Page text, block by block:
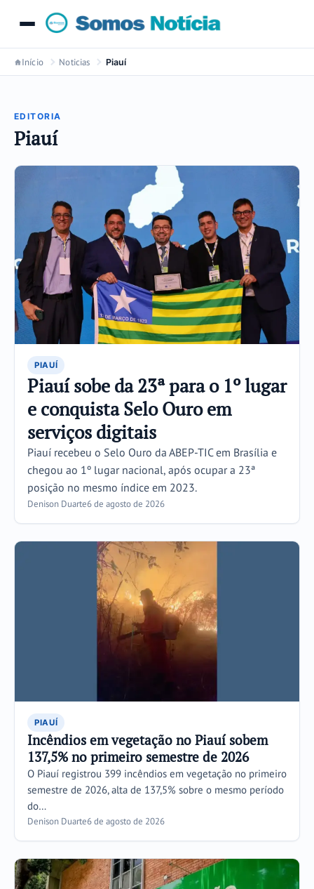
Início Noticias Piauí
EDITORIA
Piauí
PIAUÍ
Piauí sobe da 23ª para o 1º lugar
e conquista Selo Ouro em
serviços digitais
Piauí recebeu o Selo Ouro da ABEP-TIC em Brasília e
chegou ao 1º lugar nacional, após ocupar a 23ª
posição no mesmo índice em 2023.
Denison Duarte6 de agosto de 2026
PIAUÍ
Incêndios em vegetação no Piauí sobem
137,5% no primeiro semestre de 2026
O Piauí registrou 399 incêndios em vegetação no primeiro
semestre de 2026, alta de 137,5% sobre o mesmo período
do…
Denison Duarte6 de agosto de 2026